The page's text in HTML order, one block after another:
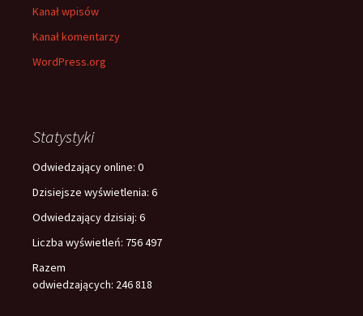
Kanał wpisów
Kanał komentarzy
WordPress.org
Statystyki
Odwiedzający online: 0
Dzisiejsze wyświetlenia: 6
Odwiedzający dzisiaj: 6
Liczba wyświetleń: 756 497
Razem
odwiedzających: 246 818